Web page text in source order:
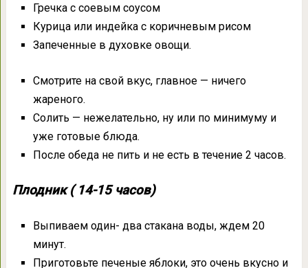
Гречка с соевым соусом
Курица или индейка с коричневым рисом
Запеченные в духовке овощи.
Смотрите на свой вкус, главное — ничего
жареного.
Солить — нежелательно, ну или по минимуму и
уже готовые блюда.
После обеда не пить и не есть в течение 2 часов.
Плодник ( 14-15 часов)
Выпиваем один- два стакана воды, ждем 20
минут.
Приготовьте печеные яблоки, это очень вкусно и